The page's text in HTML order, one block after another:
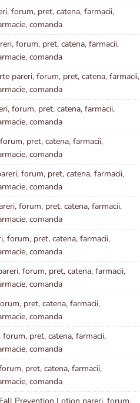
forum, pret, catena, farmacii,
comanda
forum, pret, catena, farmacii,
comanda
pareri, forum, pret, catena, farmacii,
comanda
forum, pret, catena, farmacii,
comanda
pret, catena, farmacii,
comanda
forum, pret, catena, farmacii,
comanda
forum, pret, catena, farmacii,
comanda
forum, pret, catena, farmacii,
comanda
forum, pret, catena, farmacii,
comanda
pret, catena, farmacii,
comanda
forum, pret, catena, farmacii,
comanda
pret, catena, farmacii,
comanda